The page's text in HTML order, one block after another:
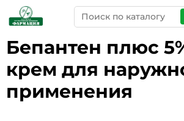
Бепантен плюс
крем для
применения
ПРЕДСТАВЬТЕСЬ*